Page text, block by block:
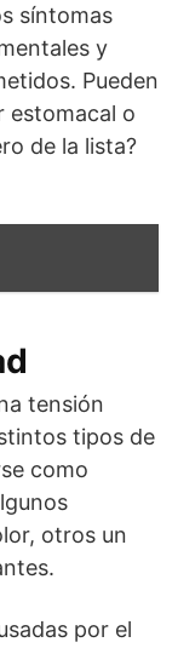
síntomas
y
Pueden
estomacal o
de la lista?
tensión
tipos de
como
otros un
por el